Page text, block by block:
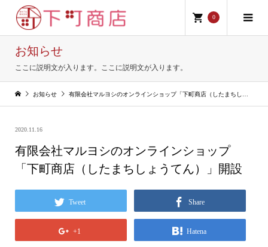
0
お知らせ
ここに説明文が入ります。ここに説明文が入ります。
お知らせ 有限会社マルヨシのオンラインショップ「下町商店（したまちしょうてん）」開設
2020.11.16
有限会社マルヨシのオンラインショップ
「下町商店（したまちしょうてん）」開設
Tweet Share
+1 Hatena